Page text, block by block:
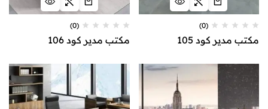
(0)
مكتب مدير كود 105
(0)
مكتب مدير كود 106